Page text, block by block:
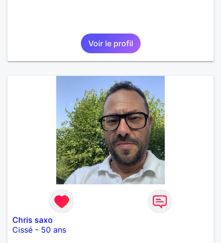
Voir le profil
Chris saxo
Cissé - 50 ans